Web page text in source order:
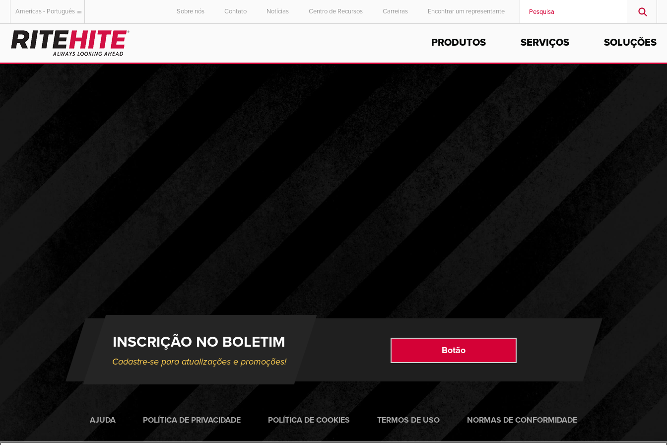
AMERICAS
English
English
English
MIDDLE EAST/AFRICA
English
Americas - Português Sobre nós Contato Notícias Centro de Recursos Carreiras Encontrar um representante
PRODUTOS SERVIÇOS SOLUÇÕES
INSCRIÇÃO NO BOLETIM
Cadastre-se para atualizações e promoções!
Botão
AJUDA POLÍTICA DE PRIVACIDADE POLÍTICA DE COOKIES TERMOS DE USO NORMAS DE CONFORMIDADE